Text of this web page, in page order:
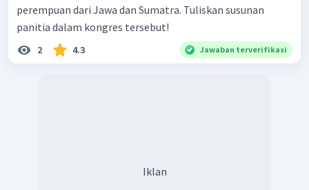
perempuan dari Jawa dan Sumatra. Tuliskan susunan
panitia dalam kongres tersebut!
2 4.3 Jawaban terverifikasi
Iklan